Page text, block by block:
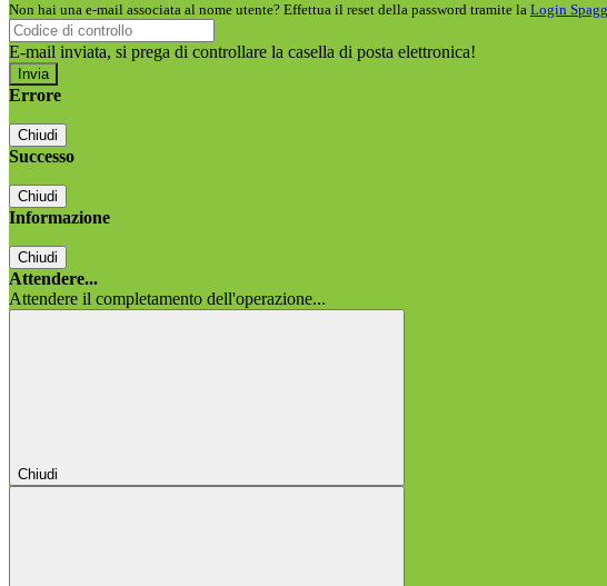
Non hai una e-mail associata al nome utente? Effettua il reset della password tramite la Login
E-mail inviata, si prega di controllare la casella di posta elettronica!
Errore
Chiudi
Successo
Chiudi
Informazione
Chiudi
Attendere...
Attendere il completamento dell'operazione...
Chiudi